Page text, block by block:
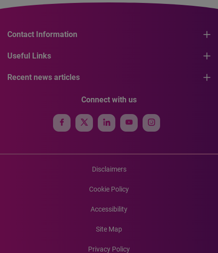
Contact Information
Useful Links
Recent news articles
Connect with us
Disclaimers
Cookie Policy
Accessibility
Site Map
Privacy Policy